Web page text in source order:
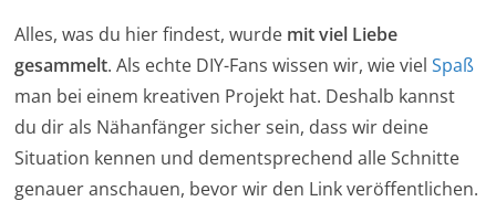
Alles, was du hier findest, wurde mit viel Liebe
gesammelt. Als echte DIY-Fans wissen wir, wie vielSpaß
man bei einem kreativen Projekt hat. Deshalb kannst
du dir als Nähanfänger sicher sein, dass wir deine
Situation kennen und dementsprechend alle Schnitte
genauer anschauen, bevor wir den Link veröffentlichen.